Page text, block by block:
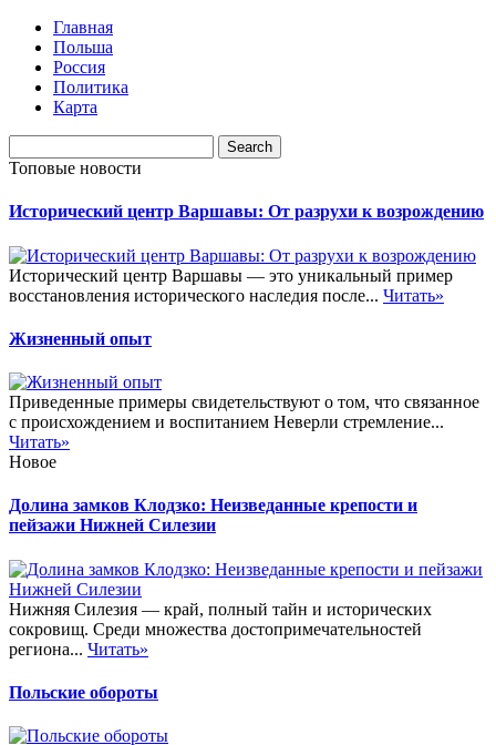
Главная
Польша
Россия
Политика
Карта
Топовые новости
Исторический центр Варшавы: От разрухи к возрождению
Исторический центр Варшавы — это уникальный пример
восстановления исторического наследия после... Читать»
Жизненный опыт
Приведенные примеры свидетельствуют о том, что связанное
с происхождением и воспитанием Неверли стремление...
Читать»
Новое
Долина замков Клодзко: Неизведанные крепости и
пейзажи Нижней Силезии
Нижняя Силезия — край, полный тайн и исторических
сокровищ. Среди множества достопримечательностей
региона... Читать»
Польские обороты